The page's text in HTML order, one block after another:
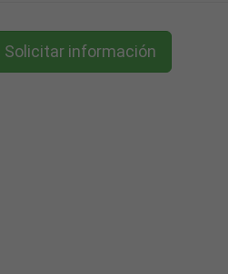
Solicitar información